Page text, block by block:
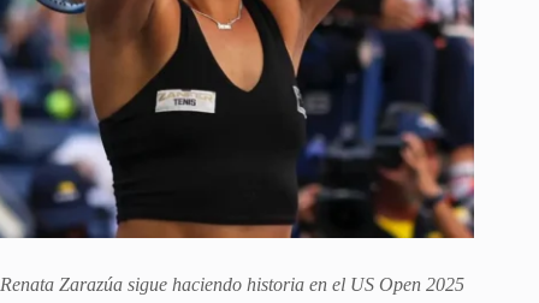
Renata Zarazúa sigue haciendo historia en el US Open 2025